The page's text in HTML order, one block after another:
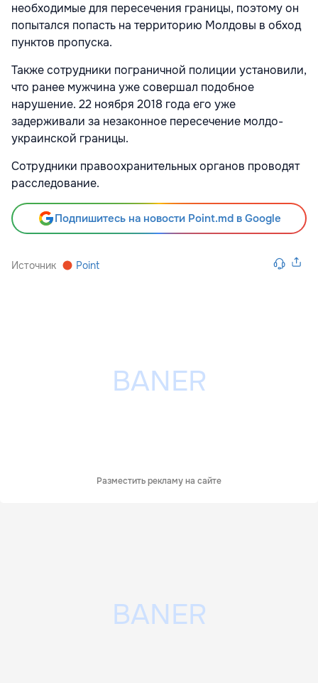
необходимые для пересечения границы, поэтому он
попытался попасть на территорию Молдовы в обход
пунктов пропуска.
Также сотрудники пограничной полиции установили,
что ранее мужчина уже совершал подобное
нарушение. 22 ноября 2018 года его уже
задерживали за незаконное пересечение молдо-
украинской границы.
Сотрудники правоохранительных органов проводят
расследование.
Подпишитесь на новости Point.md в Google
Источник Point
Разместить рекламу на сайте